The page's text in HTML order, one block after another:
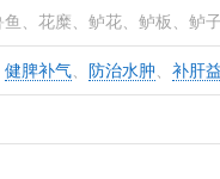
、花糜、鲈花、鲈板、鲈
健脾补气 防治水肿 补肝